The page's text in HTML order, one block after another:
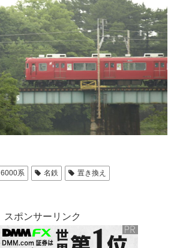
6000系 名鉄
置き換え
スポンサーリンク